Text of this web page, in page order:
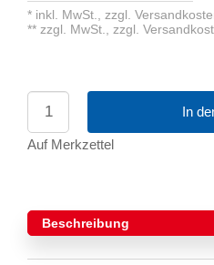
* inkl. MwSt., zzgl.
** zzgl. MwSt., zzgl.
In
Auf Merkzettel
Beschreibung